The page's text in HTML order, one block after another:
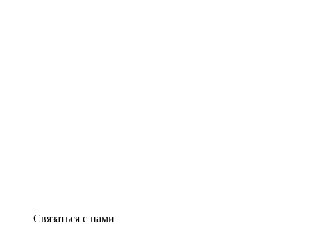
Связаться с нами